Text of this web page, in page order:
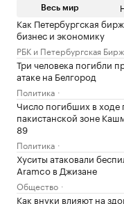
Весь мир
Как Петербургская
бизнес и экономику
РБК и Петербургская
Три человека погибли
атаке на Белгород
Политика
Число погибших в ходе
пакистанской зоне
89
Политика
Хуситы атаковали
Aramco в Джизане
Общество
Как внуки влияют на